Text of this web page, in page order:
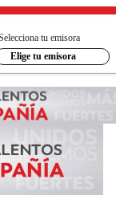
tu emisora
Elige tu emisora